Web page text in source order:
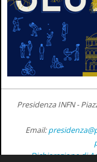
Presidenza INFN -
Email:
Dichiarazione di